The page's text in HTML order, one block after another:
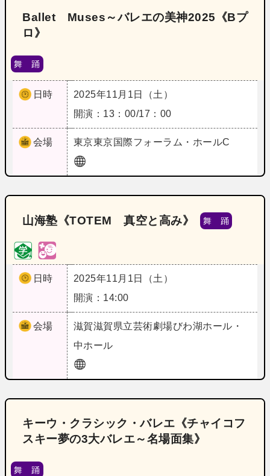
Ballet Muses～バレエの美神2025《Bプ
ロ》
舞 踊
日時
2025年11月1日（土）
開演：13：00/17：00
会場 東京東京国際フォーラム・ホールC
山海塾《TOTEM 真空と高み》 舞 踊
日時
2025年11月1日（土）
開演：14:00
会場 滋賀滋賀県立芸術劇場びわ湖ホール・
中ホール
キーウ・クラシック・バレエ《チャイコフ
スキー夢の3大バレエ～名場面集》
舞 踊